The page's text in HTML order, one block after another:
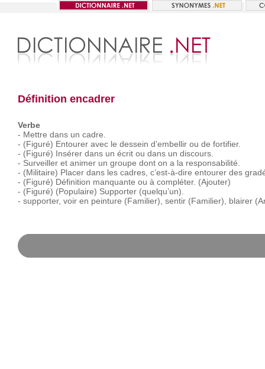
Définition encadrer
Verbe
- Mettre dans un cadre.
- (Figuré) Entourer avec le dessein d’embellir ou de fortifier.
- (Figuré) Insérer dans un écrit ou dans un discours.
- Surveiller et animer un groupe dont on a la responsabilité.
- (Militaire) Placer dans les cadres, c’est-à-dire entourer des
- (Figuré) Définition manquante ou à compléter. (Ajouter)
- (Figuré) (Populaire) Supporter (quelqu’un).
- supporter, voir en peinture (Familier), sentir (Familier), blairer